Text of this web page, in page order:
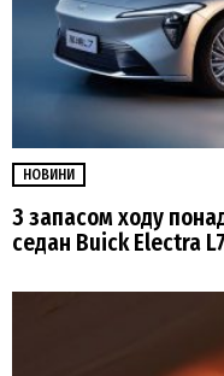
НОВИНИ
З запасом ходу
седан Buick Electra